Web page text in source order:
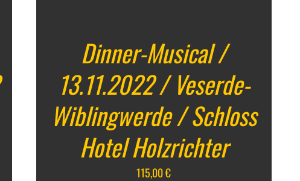
Dinner-Musical /
13.11.2022 / Veserde-
Wiblingwerde / Schloss
Hotel Holzrichter
115,00€